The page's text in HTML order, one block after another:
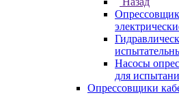
Насосы
для
Опрессовщики